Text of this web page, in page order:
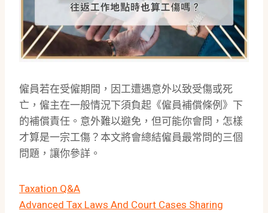
僱員若在受僱期間，因工遭遇意外以致受傷或死
亡，僱主在一般情況下須負起《僱員補償條例》下
的補償責任。意外難以避免，但可能你會問，怎樣
才算是一宗工傷？本文將會總結僱員最常問的三個
問題，讓你參詳。
Taxation Q&A
Advanced Tax Laws And Court Cases Sharing